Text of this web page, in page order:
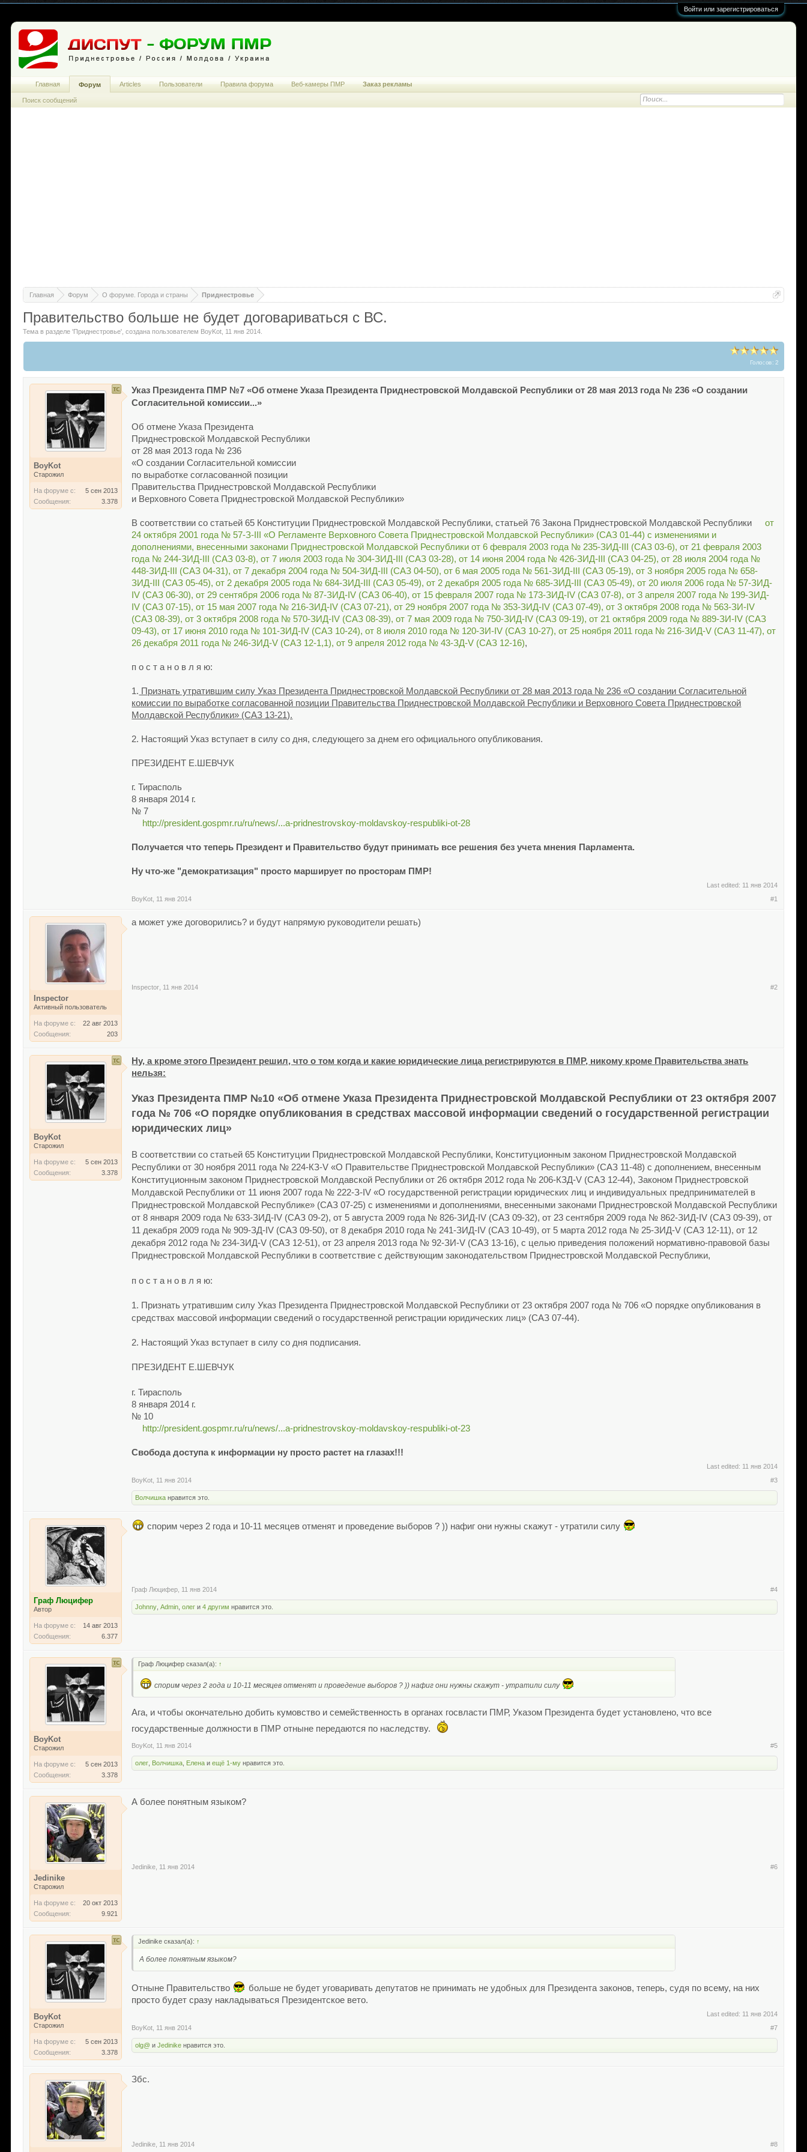
Войти или зарегистрироваться
Главная Форум О форуме. Города и страны Приднестровье
Правительство больше не будет договариваться с ВС.
Тема в разделе 'Приднестровье' , создана пользователем BoyKot 11 янв 2014
Голосов: 2
BoyKot
Старожил
На форуме с:
5 сен 2013
Сообщения:
3.378
Указ Президента ПМР №7 «Об отмене Указа Президента Приднестровской Молдавской Республики от 28 мая 2013 года № 236 «О создании
Согласительной комиссии...»
Об отмене Указа Президента
Приднестровской Молдавской Республики
от 28 мая 2013 года № 236
«О создании Согласительной комиссии
по выработке согласованной позиции
Правительства Приднестровской Молдавской Республики
и Верховного Совета Приднестровской Молдавской Республики»
В соответствии со статьей 65 Конституции Приднестровской Молдавской Республики, статьей 76 Закона Приднестровской Молдавской Республики
от
24 октября 2001 года № 57-З-III «О Регламенте Верховного Совета Приднестровской Молдавской Республики» (САЗ 01-44) с изменениями и
дополнениями, внесенными законами Приднестровской Молдавской Республики от 6 февраля 2003 года № 235-ЗИД-III (САЗ 03-6), от 21 февраля 2003
года № 244-ЗИД-III (САЗ 03-8), от 7 июля 2003 года № 304-ЗИД-III (САЗ 03-28), от 14 июня 2004 года № 426-ЗИД-III (САЗ 04-25), от 28 июля 2004 года №
448-ЗИД-III (САЗ 04-31), от 7 декабря 2004 года № 504-ЗИД-III (САЗ 04-50), от 6 мая 2005 года № 561-ЗИД-III (САЗ 05-19), от 3 ноября 2005 года № 658-
ЗИД-III (САЗ 05-45), от 2 декабря 2005 года № 684-ЗИД-III (САЗ 05-49), от 2 декабря 2005 года № 685-ЗИД-III (САЗ 05-49), от 20 июля 2006 года № 57-ЗИД-
IV (САЗ 06-30), от 29 сентября 2006 года № 87-ЗИД-IV (САЗ 06-40), от 15 февраля 2007 года № 173-ЗИД-IV (САЗ 07-8), от 3 апреля 2007 года № 199-ЗИД-
IV (САЗ 07-15), от 15 мая 2007 года № 216-ЗИД-IV (САЗ 07-21), от 29 ноября 2007 года № 353-ЗИД-IV (САЗ 07-49), от 3 октября 2008 года № 563-ЗИ-IV
(САЗ 08-39), от 3 октября 2008 года № 570-ЗИД-IV (САЗ 08-39), от 7 мая 2009 года № 750-ЗИД-IV (САЗ 09-19), от 21 октября 2009 года № 889-ЗИ-IV (САЗ
09-43), от 17 июня 2010 года № 101-ЗИД-IV (САЗ 10-24), от 8 июля 2010 года № 120-ЗИ-IV (САЗ 10-27), от 25 ноября 2011 года № 216-ЗИД-V (САЗ 11-47), от
26 декабря 2011 года № 246-ЗИД-V (САЗ 12-1,1), от 9 апреля 2012 года № 43-ЗД-V (САЗ 12-16),
п о с т а н о в л я ю:
1. Признать утратившим силу Указ Президента Приднестровской Молдавской Республики от 28 мая 2013 года № 236 «О создании Согласительной
комиссии по выработке согласованной позиции Правительства Приднестровской Молдавской Республики и Верховного Совета Приднестровской
Молдавской Республики» (САЗ 13-21).
2. Настоящий Указ вступает в силу со дня, следующего за днем его официального опубликования.
ПРЕЗИДЕНТ Е.ШЕВЧУК
г. Тирасполь
8 января 2014 г.
№ 7
http://president.gospmr.ru/ru/news/...a-pridnestrovskoy-moldavskoy-respubliki-ot-28
Получается что теперь Президент и Правительство будут принимать все решения без учета мнения Парламента.
Ну что-же "демократизация" просто марширует по просторам ПМР!
Last edited: 11 янв 2014
BoyKot 11 янв 2014 #1
Inspector
Активный пользователь
На форуме с:
22 авг 2013
Сообщения:
203
а может уже договорились? и будут напрямую руководители решать)
Inspector 11 янв 2014 #2
BoyKot
Старожил
На форуме с:
5 сен 2013
Сообщения:
3.378
Ну, а кроме этого Президент решил, что о том когда и какие юридические лица регистрируются в ПМР, никому кроме Правительства знать
нельзя:
Указ Президента ПМР №10 «Об отмене Указа Президента Приднестровской Молдавской Республики от 23 октября 2007
года № 706 «О порядке опубликования в средствах массовой информации сведений о государственной регистрации
юридических лиц»
В соответствии со статьей 65 Конституции Приднестровской Молдавской Республики, Конституционным законом Приднестровской Молдавской
Республики от 30 ноября 2011 года № 224-КЗ-V «О Правительстве Приднестровской Молдавской Республики» (САЗ 11-48) с дополнением, внесенным
Конституционным законом Приднестровской Молдавской Республики от 26 октября 2012 года № 206-КЗД-V (САЗ 12-44), Законом Приднестровской
Молдавской Республики от 11 июня 2007 года № 222-З-IV «О государственной регистрации юридических лиц и индивидуальных предпринимателей в
Приднестровской Молдавской Республике» (САЗ 07-25) с изменениями и дополнениями, внесенными законами Приднестровской Молдавской Республики
от 8 января 2009 года № 633-ЗИД-IV (САЗ 09-2), от 5 августа 2009 года № 826-ЗИД-IV (САЗ 09-32), от 23 сентября 2009 года № 862-ЗИД-IV (САЗ 09-39), от
11 декабря 2009 года № 909-ЗД-IV (САЗ 09-50), от 8 декабря 2010 года № 241-ЗИД-IV (САЗ 10-49), от 5 марта 2012 года № 25-ЗИД-V (САЗ 12-11), от 12
декабря 2012 года № 234-ЗИД-V (САЗ 12-51), от 23 апреля 2013 года № 92-ЗИ-V (САЗ 13-16), с целью приведения положений нормативно-правовой базы
Приднестровской Молдавской Республики в соответствие с действующим законодательством Приднестровской Молдавской Республики,
п о с т а н о в л я ю:
1. Признать утратившим силу Указ Президента Приднестровской Молдавской Республики от 23 октября 2007 года № 706 «О порядке опубликования в
средствах массовой информации сведений о государственной регистрации юридических лиц» (САЗ 07-44).
2. Настоящий Указ вступает в силу со дня подписания.
ПРЕЗИДЕНТ Е.ШЕВЧУК
г. Тирасполь
8 января 2014 г.
№ 10
http://president.gospmr.ru/ru/news/...a-pridnestrovskoy-moldavskoy-respubliki-ot-23
Свобода доступа к информации ну просто растет на глазах!!!
Last edited: 11 янв 2014
BoyKot 11 янв 2014 #3
Волчишка нравится это.
Граф Люцифер
Автор
На форуме с:
14 авг 2013
Сообщения:
6.377
спорим через 2 года и 10-11 месяцев отменят и проведение выборов ? )) нафиг они нужны скажут - утратили силу
Граф Люцифер 11 янв 2014 #4
Johnny ,Admin ,олег и4 другим нравится это.
BoyKot
Старожил
На форуме с:
5 сен 2013
Сообщения:
3.378
Граф Люцифер сказал(а): ↑
спорим через 2 года и 10-11 месяцев отменят и проведение выборов ? )) нафиг они нужны скажут - утратили силу
Ага, и чтобы окончательно добить кумовство и семейственность в органах госвласти ПМР, Указом Президента будет установлено, что все
государственные должности в ПМР отныне передаются по наследству.
BoyKot 11 янв 2014 #5
олег Волчишка Елена иещё 1-му нравится это.
Jedinike
Старожил
На форуме с:
20 окт 2013
Сообщения:
9.921
А более понятным языком?
Jedinike 11 янв 2014 #6
BoyKot
Старожил
На форуме с:
5 сен 2013
Сообщения:
3.378
Jedinike сказал(а): ↑
А более понятным языком?
Отныне Правительство
больше не будет уговаривать депутатов не принимать не удобных для Президента законов, теперь, судя по всему, на них
просто будет сразу накладываться Президентское вето.
Last edited: 11 янв 2014
BoyKot 11 янв 2014 #7
olg@ иJedinike нравится это.
Збс.
Jedinike 11 янв 2014 #8
Главная Форум
Поиск сообщений
Articles Пользователи Правила форума Веб-камеры ПМР Заказ рекламы